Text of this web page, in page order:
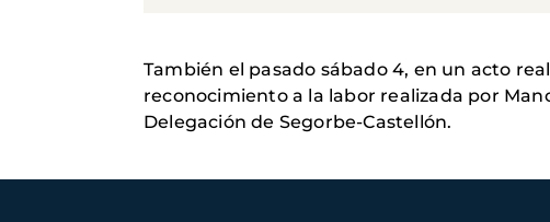
También el pasado sábado 4, en un acto
reconocimiento a la labor realizada por
Delegación de Segorbe-Castellón.